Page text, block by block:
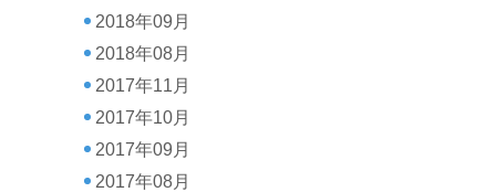
2018年09月
2018年08月
2017年11月
2017年10月
2017年09月
2017年08月